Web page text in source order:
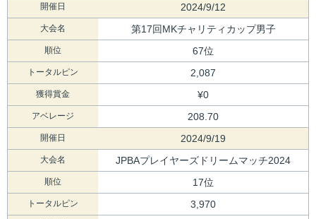
開催日 2024/9/12
大会名 第17回MKチャリティカップ男子
順位 67位
トータルピン 2,087
獲得賞金 ¥0
アベレージ 208.70
開催日 2024/9/19
大会名 JPBAプレイヤーズドリームマッチ2024
順位 17位
トータルピン 3,970